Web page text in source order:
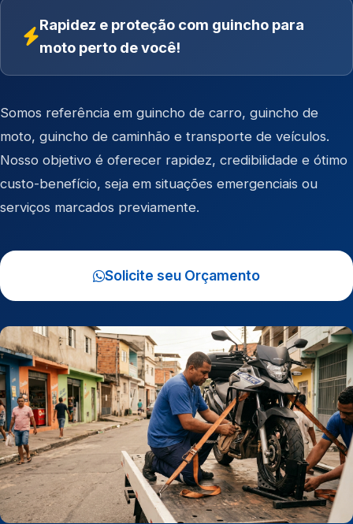
Rapidez e proteção com guincho para
moto perto de você!
Somos referência em guincho de carro, guincho de
moto, guincho de caminhão e transporte de veículos.
Nosso objetivo é oferecer rapidez, credibilidade e ótimo
custo-benefício, seja em situações emergenciais ou
serviços marcados previamente.
Solicite seu Orçamento